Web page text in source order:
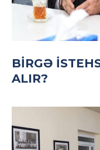
BIRGƏ
ALIR?